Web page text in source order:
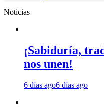
Noticias
¡Sabiduría,
nos unen!
6 días ago6 días ago